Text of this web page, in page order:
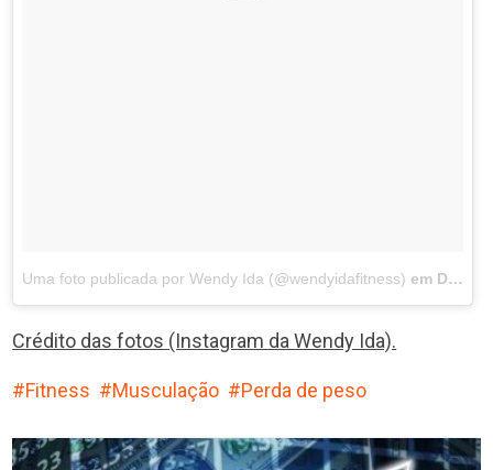
Uma foto publicada por Wendy Ida (@wendyidafitness) em Dez 16, 2015 às 10:35 PST
Crédito das fotos (Instagram da Wendy Ida).
Fitness Musculação Perda de peso